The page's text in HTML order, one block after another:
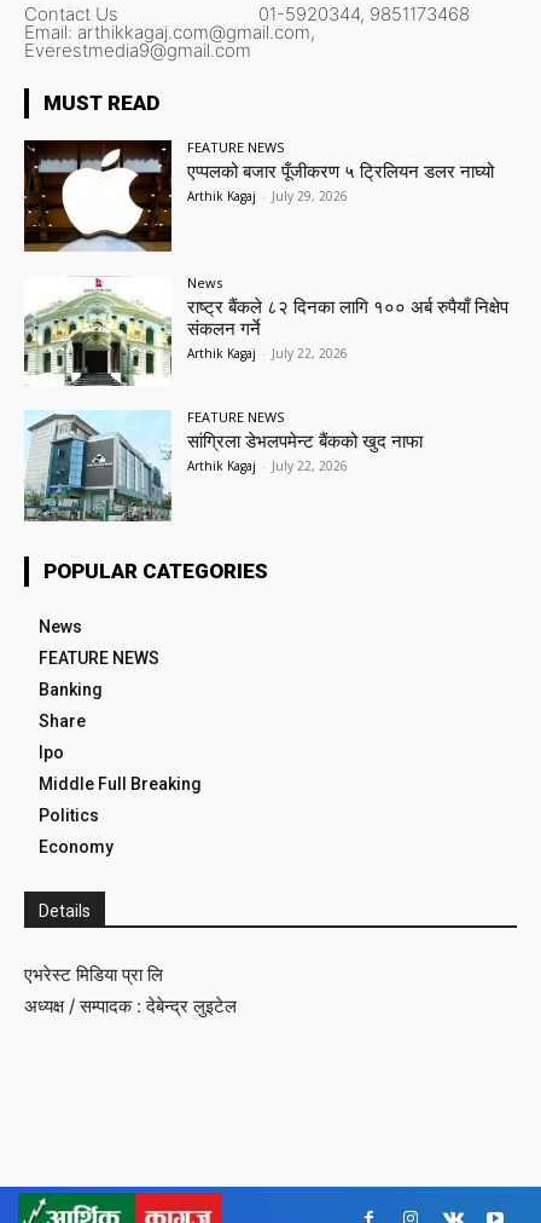
Contact Us 01-5920344, 9851173468
Email: arthikkagaj.com@gmail.com,
Everestmedia9@gmail.com
MUST READ
FEATURE NEWS
एप्पलको बजार पूँजीकरण ५ ट्रिलियन डलर नाघ्यो
Arthik Kagaj - July 29, 2026
News
राष्ट्र बैंकले ८२ दिनका लागि १०० अर्ब रुपैयाँ निक्षेप
संकलन गर्ने
Arthik Kagaj - July 22, 2026
FEATURE NEWS
सांग्रिला डेभलपमेन्ट बैंकको खुद नाफा
Arthik Kagaj - July 22, 2026
POPULAR CATEGORIES
News
FEATURE NEWS
Banking
Share
Ipo
Middle Full Breaking
Politics
Economy
Details
एभरेस्ट मिडिया प्रा लि
अध्यक्ष / सम्पादक : देबेन्द्र लुइटेल